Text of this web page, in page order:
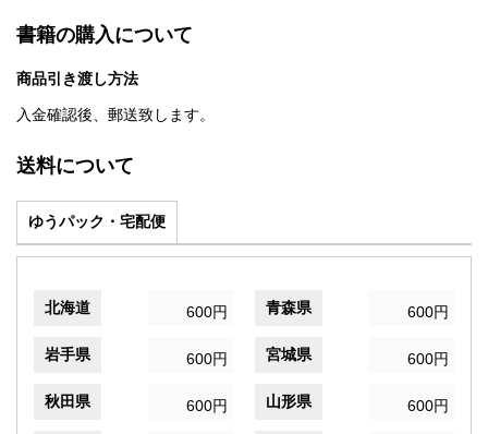
書籍の購入について
商品引き渡し方法
入金確認後、郵送致します。
送料について
ゆうパック・宅配便
北海道 600円 青森県 600円
岩手県 600円 宮城県 600円
秋田県 600円 山形県 600円